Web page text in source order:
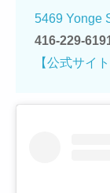
5469 Yonge
416-229-
【公式サイト